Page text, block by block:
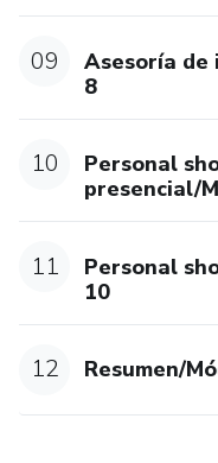
09
Asesoría de
8
10
Personal
presencial/
11
Personal
10
12 Resumen/